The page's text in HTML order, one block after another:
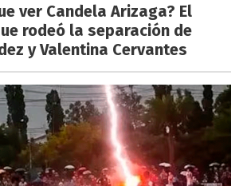
ver Candela Arizaga? El
rodeó la separación de
y Valentina Cervantes